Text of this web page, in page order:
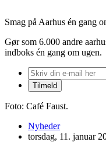
Smag på Aarhus én gang
Gør som 6.000 andre
indboks én gang om ugen.
Foto: Café Faust.
Nyheder
torsdag, 11. januar